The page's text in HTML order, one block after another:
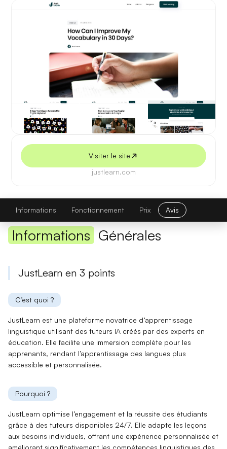
5 juillet 2026
Visiter le site
justlearn.com
JustLearn
Visiter le site
Informations
Fonctionnement Prix Avis
Informations Générales
JustLearn en 3 points
C’est quoi ?
JustLearn est une plateforme novatrice d’apprentissage
linguistique utilisant des tuteurs IA créés par des experts en
éducation. Elle facilite une immersion complète pour les
apprenants, rendant l’apprentissage des langues plus
accessible et personnalisée.
Pourquoi ?
JustLearn optimise l’engagement et la réussite des étudiants
grâce à des tuteurs disponibles 24/7. Elle adapte les leçons
aux besoins individuels, offrant une expérience personnalisée et
améliorant significativement les compétences linguistiques des